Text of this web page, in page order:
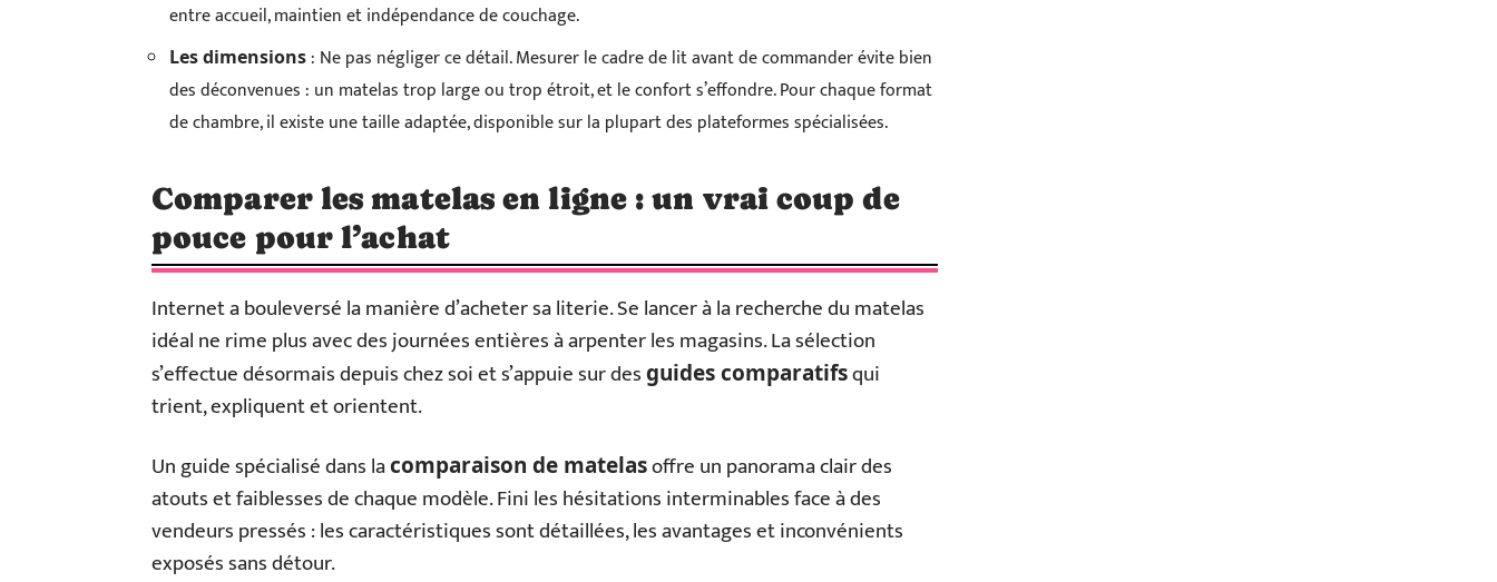
entre accueil, maintien et indépendance de couchage.
Les dimensions : Ne pas négliger ce détail. Mesurer le cadre de lit avant de commander évite bien
des déconvenues : un matelas trop large ou trop étroit, et le confort s’effondre. Pour chaque format
de chambre, il existe une taille adaptée, disponible sur la plupart des plateformes spécialisées.
Comparer les matelas en ligne : un vrai coup de
pouce pour l’achat
Internet a bouleversé la manière d’acheter sa literie. Se lancer à la recherche du matelas
idéal ne rime plus avec des journées entières à arpenter les magasins. La sélection
s’effectue désormais depuis chez soi et s’appuie sur desguides comparatifsqui
trient, expliquent et orientent.
Un guide spécialisé dans lacomparaison de matelasoffre un panorama clair des
atouts et faiblesses de chaque modèle. Fini les hésitations interminables face à des
vendeurs pressés : les caractéristiques sont détaillées, les avantages et inconvénients
exposés sans détour.